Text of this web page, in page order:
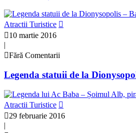
Atractii Turistice
10 martie 2016
|
Fără Comentarii
Legenda statuii de la
Atractii Turistice
29 februarie 2016
|